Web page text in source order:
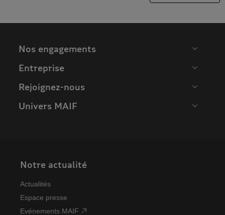
Evénements MAIF
Communauté MAIF
Application MAIF